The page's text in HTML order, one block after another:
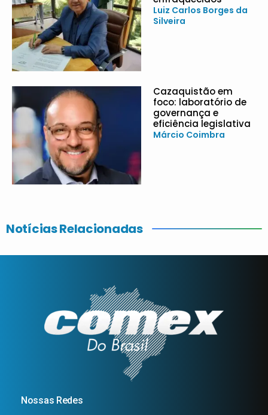
Luiz Carlos Borges da
Silveira
Cazaquistão em
foco: laboratório de
governança e
eficiência legislativa
Márcio Coimbra
Notícias Relacionadas
Nossas Redes